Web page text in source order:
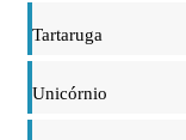
Tartaruga
Unicórnio